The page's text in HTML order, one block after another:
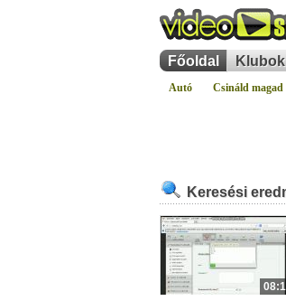
Főoldal Klubok
Autó Csináld magad
Keresési